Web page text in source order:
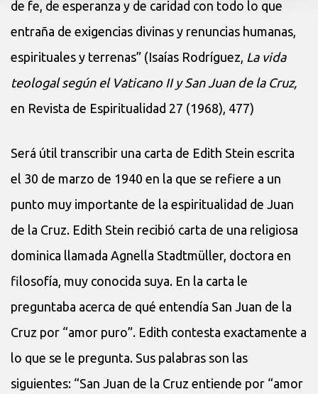
de fe, de esperanza y de caridad con todo lo que
entraña de exigencias divinas y renuncias humanas,
espirituales y terrenas” (Isaías Rodríguez, La vida
teologal según el Vaticano II y San Juan de la Cruz,
en Revista de Espiritualidad 27 (1968), 477)
Será útil transcribir una carta de Edith Stein escrita
el 30 de marzo de 1940 en la que se refiere a un
punto muy importante de la espiritualidad de Juan
de la Cruz. Edith Stein recibió carta de una religiosa
dominica llamada Agnella Stadtmüller, doctora en
filosofía, muy conocida suya. En la carta le
preguntaba acerca de qué entendía San Juan de la
Cruz por “amor puro”. Edith contesta exactamente a
lo que se le pregunta. Sus palabras son las
siguientes: “San Juan de la Cruz entiende por “amor